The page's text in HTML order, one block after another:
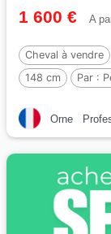
1 600 € A
Cheval à vendre
148 cm
Par :
Orne